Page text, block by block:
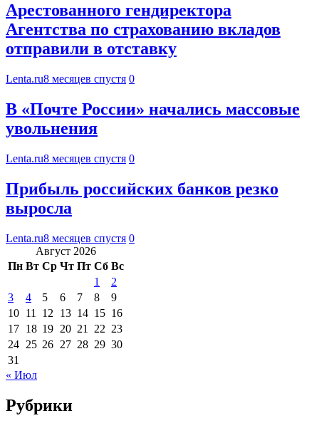
Арестованного гендиректора
Агентства по страхованию вкладов
отправили в отставку
Lenta.ru8 месяцев спустя 0
В «Почте России» начались массовые
увольнения
Lenta.ru8 месяцев спустя 0
Прибыль российских банков резко
выросла
Lenta.ru8 месяцев спустя 0
Август 2026
Пн Вт Ср Чт Пт Сб Вс
1
2
3
4 5 6 7 8
9
10 11 12 13 14 15 16
17 18 19 20 21 22 23
24 25 26 27 28 29 30
31
« Июл
Рубрики